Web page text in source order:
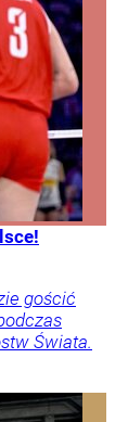
gościć
Świata.